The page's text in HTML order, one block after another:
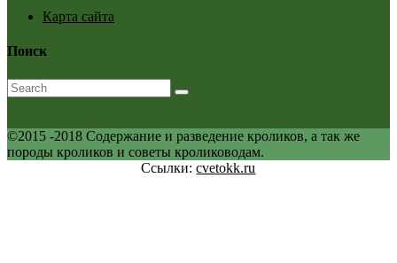
Карта сайта
Поиск
©2015 -2018 Содержание и разведение кроликов, а так же
породы кроликов и советы кролиководам.
Ссылки:cvetokk.ru